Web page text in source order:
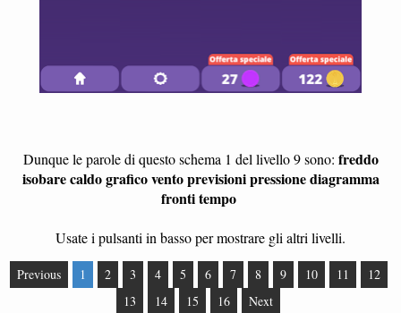
Dunque le parole di questo schema 1 del livello 9 sono: freddo
isobare caldo grafico vento previsioni pressione diagramma
fronti tempo
Usate i pulsanti in basso per mostrare gli altri livelli.
Previous 1 2 3 4 5 6 7 8 9 10 11
12
13
14 15 16 Next